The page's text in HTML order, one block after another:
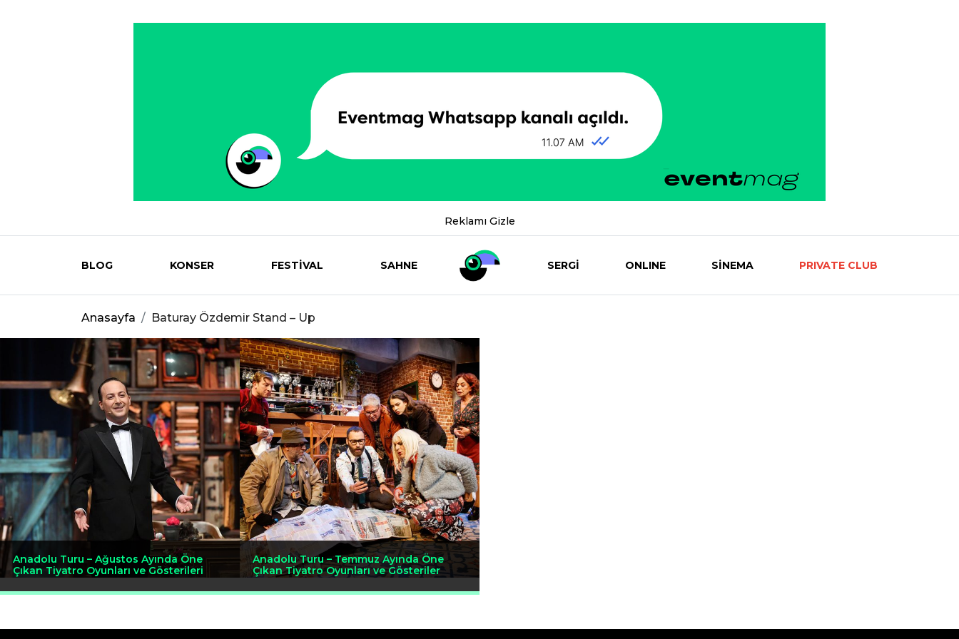
Reklamı Gizle
Eventmag
BLOG KONSER FESTİVAL SAHNE SERGİ ONLINE SİNEMA PRIVATE CLUB
Anasayfa Baturay Özdemir Stand – Up
Anadolu Turu – Ağustos Ayında Öne
Çıkan Tiyatro Oyunları ve Gösterileri
Anadolu Turu – Temmuz Ayında Öne
Çıkan Tiyatro Oyunları ve Gösteriler